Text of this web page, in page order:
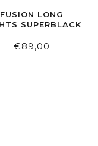
FUSION LONG
SUPERBLACK
€89,00